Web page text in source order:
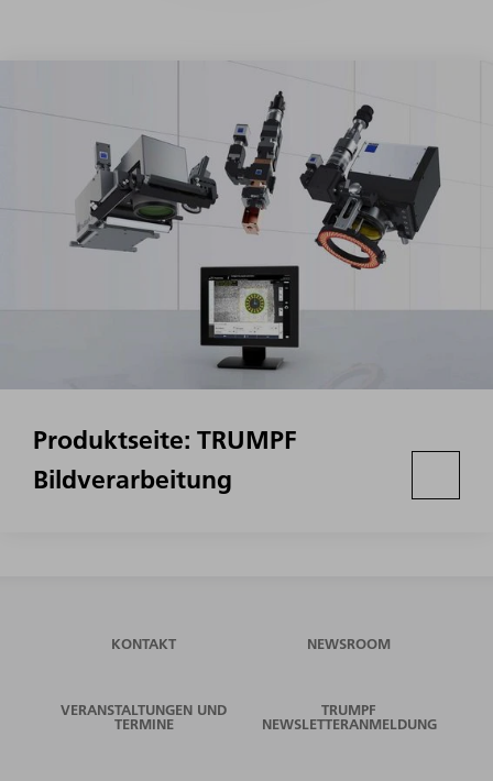
Produktseite: TRUMPF
Bildverarbeitung
KONTAKT NEWSROOM
VERANSTALTUNGEN UND
TERMINE
TRUMPF
NEWSLETTERANMELDUNG